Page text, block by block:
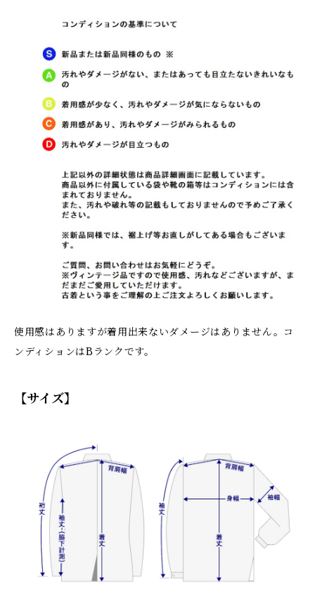
使用感はありますが着用出来ないダメージはありません。コ
ンディションはBランクです。
【サイズ】